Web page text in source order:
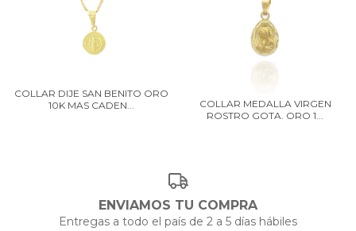
COLLAR DIJE SAN BENITO ORO
10K MAS CADEN...
COLLAR MEDALLA VIRGEN
ROSTRO GOTA. ORO 1...
ENVIAMOS TU COMPRA
Entregas a todo el país de 2 a 5 días hábiles